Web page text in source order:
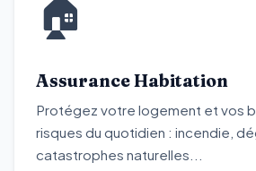
🏠
Assurance Habitation
Protégez votre logement et vos
risques du quotidien : incendie,
catastrophes naturelles...